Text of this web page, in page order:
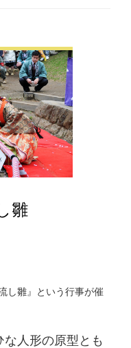
雛
し雛』という行事が催
人形の原型とも